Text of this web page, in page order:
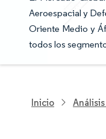
Aeroespacial y
Oriente Medio y
todos los
Inicio